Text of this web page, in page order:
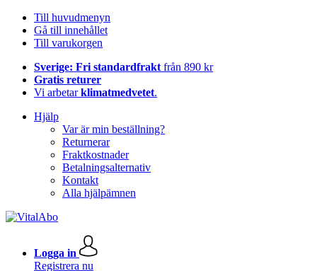
Till huvudmenyn
Gå till innehållet
Till varukorgen
Sverige: Fri standardfrakt från 890 kr
Gratis returer
Vi arbetarklimatmedvetet.
Hjälp
Var är min beställning?
Returnerar
Fraktkostnader
Betalningsalternativ
Kontakt
Alla hjälpämnen
Logga in
Registrera nu